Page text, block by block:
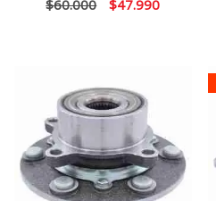
$60.000
$60.000.
$47.990
$47.990.